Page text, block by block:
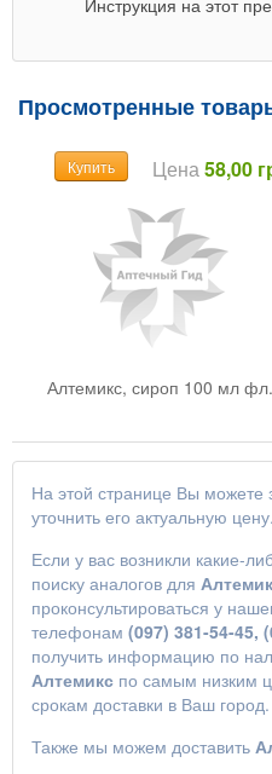
Инструкция на этот
Просмотренные
Купить Цена58,00
Алтемикс, сироп 100 мл фл.
На этой странице Вы можете
уточнить его актуальную цену.
Если у вас возникли какие-
поиску аналогов для
проконсультироваться у
телефонам (097) 381-54-45,
получить информацию по
Алтемикс по самым низким
срокам доставки в Ваш город.
Также мы можем доставить